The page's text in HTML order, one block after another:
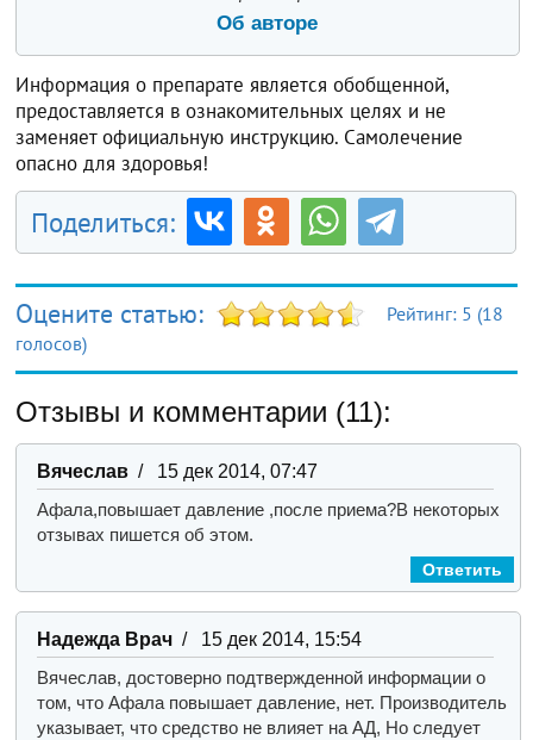
Об авторе
Информация о препарате является обобщенной,
предоставляется в ознакомительных целях и не
заменяет официальную инструкцию. Самолечение
опасно для здоровья!
Поделиться:
Оцените статью: Рейтинг: 5 (18
голосов)
Отзывы и комментарии (11):
Вячеслав/ 15 дек 2014, 07:47
Афала,повышает давление ,после приема?В некоторых
отзывах пишется об этом.
Ответить
Надежда Врач/ 15 дек 2014, 15:54
Вячеслав, достоверно подтвержденной информации о
том, что Афала повышает давление, нет. Производитель
указывает, что средство не влияет на АД, Но следует